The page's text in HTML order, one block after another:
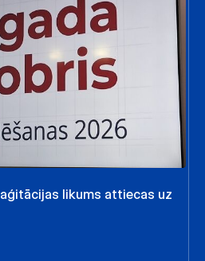
likums attiecas uz